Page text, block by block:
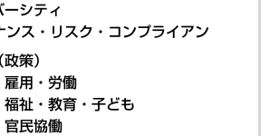
シティ
ンス・リスク・コンプライアン
策）
雇用・労働
福祉・教育・子ども
官民協働